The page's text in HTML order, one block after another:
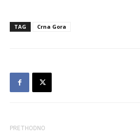
TAG Crna Gora
PRETHODNO